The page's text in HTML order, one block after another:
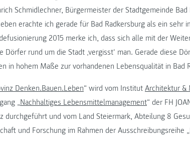
Schmidlechner, Bürgermeister der Stadtgemeinde Bad
erachte ich gerade für Bad Radkersburg als ein sehr
2015 merke ich, dass sich alle mit der
Dörfer rund um die Stadt ‚vergisst‘ man. Gerade diese
in hohem Maße zur vorhandenen Lebensqualität in Bad
Denken.Bauen.Leben“ wird vom Institut Architektur &
„Nachhaltiges Lebensmittelmanagement“ der FH
durchgeführt und vom Land Steiermark, Abteilung 8
und Forschung im Rahmen der Ausschreibungsreihe